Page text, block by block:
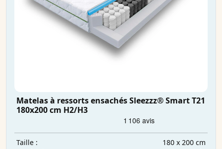
Matelas à ressorts ensachés Sleezzz® Smart T21
180x200 cm H2/H3
Taille :
180 x 200 cm